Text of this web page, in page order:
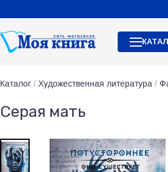
Каталог / Художественная литература /
Серая мать